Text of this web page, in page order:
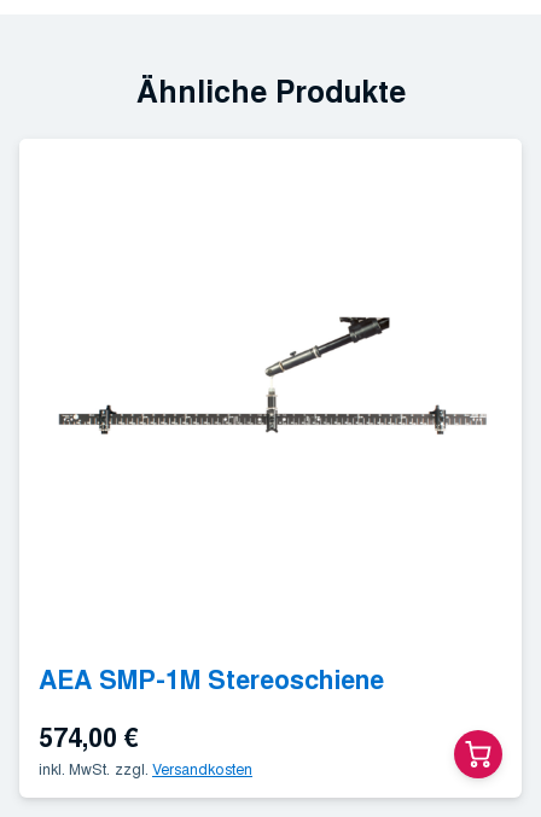
Ähnliche Produkte
AEA SMP-1M Stereoschiene
574,00 €
inkl. MwSt. zzgl. Versandkosten